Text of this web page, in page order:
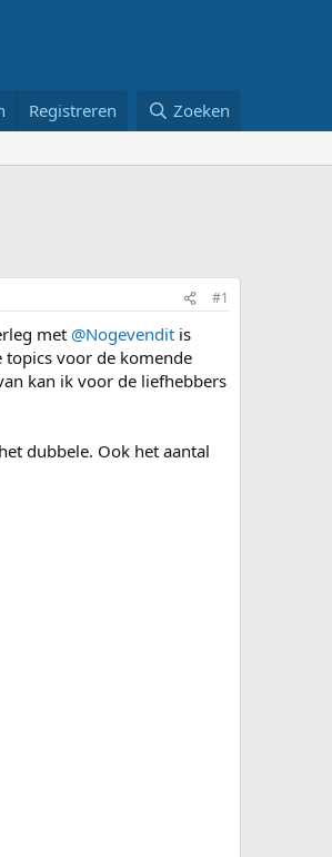
Registreren Zoeken
#1
met @Nogevendit is
topics voor de komende
kan ik voor de liefhebbers
dubbele. Ook het aantal